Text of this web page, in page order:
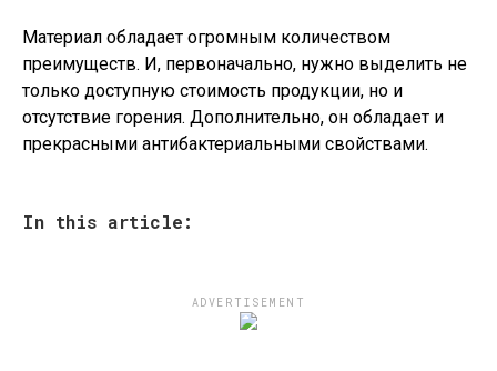
Материал обладает огромным количеством
преимуществ. И, первоначально, нужно выделить не
только доступную стоимость продукции, но и
отсутствие горения. Дополнительно, он обладает и
прекрасными антибактериальными свойствами.
In this article:
ADVERTISEMENT